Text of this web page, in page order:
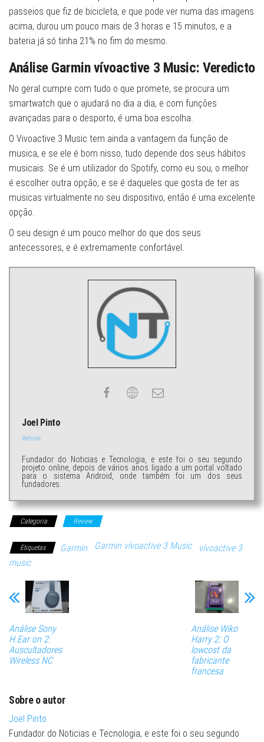
passeios que fiz de bicicleta, e que pode ver numa das imagens
acima, durou um pouco mais de 3 horas e 15 minutos, e a
bateria já só tinha 21% no fim do mesmo.
Análise Garmin vívoactive 3 Music:Veredicto
No geral cumpre com tudo o que promete, se procura um
smartwatch que o ajudará no dia a dia, e com funções
avançadas para o desporto, é uma boa escolha.
O Vivoactive 3 Music tem ainda a vantagem da função de
musica, e se ele é bom nisso, tudo depende dos seus hábitos
musicais. Se é um utilizador do Spotify, como eu sou, o melhor
é escolher outra opção, e se é daqueles que gosta de ter as
musicas virtualmente no seu dispositivo, então é uma excelente
opção.
O seu design é um pouco melhor do que dos seus
antecessores, e é extremamente confortável.
Joel Pinto
Website
Fundador do Noticias e Tecnologia, e este foi o seu segundo
projeto online, depois de vários anos ligado a um portal voltado
para o sistema Android, onde também foi um dos seus
fundadores.
Categoria Review
Etiquetas Garmin Garmin vívoactive 3 Music
vívoactive 3
music
Análise Sony
H.Ear on 2:
Auscultadores
Wireless NC
Análise Wiko
Harry 2: O
lowcost da
fabricante
francesa
Sobre o autor
Joel Pinto
Fundador do Noticias e Tecnologia, e este foi o seu segundo